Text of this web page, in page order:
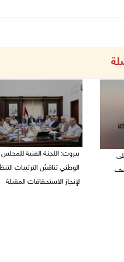
بيروت: اللجنة الفنية للمجلس
الوطني تناقش الترتيبات
لإنجاز الاستحقاقات المقبلة